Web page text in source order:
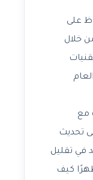
على
خلال
مع
تحديث
في تقليل
20%، مظهرًا كيف